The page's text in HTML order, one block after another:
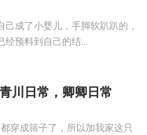
成了小婴儿，手脚软趴趴的，
经预料到自己的结...
川日常，卿卿日常
穿成筛子了，所以加我家这只